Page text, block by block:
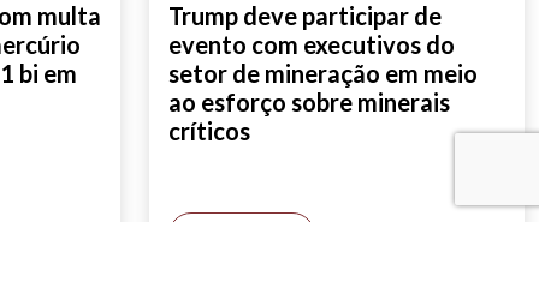
multa
bi em
Trump deve participar de
evento com executivos do
setor de mineração em meio
ao esforço sobre minerais
críticos